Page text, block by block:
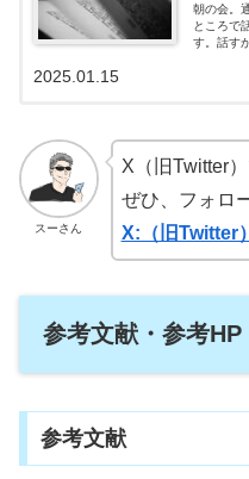
朝の会。
ところで
す。話す
る文章・
2025.01.15
スーさん
X（旧Twitter
ぜひ、フォロ
X:（旧Twitter
参考文献・参考HP
参考文献